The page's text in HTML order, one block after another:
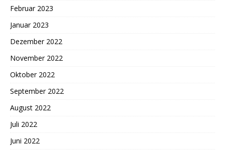
Februar 2023
Januar 2023
Dezember 2022
November 2022
Oktober 2022
September 2022
August 2022
Juli 2022
Juni 2022